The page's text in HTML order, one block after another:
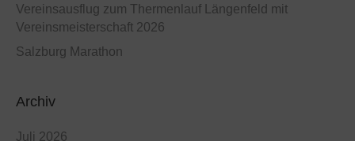
Vereinsausflug zum Thermenlauf Längenfeld mit
Vereinsmeisterschaft 2026
Salzburg Marathon
Archiv
Juli 2026